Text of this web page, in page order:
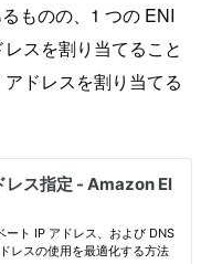
ものの、1 つの ENI
スを割り当てること
ドレスを割り当てる